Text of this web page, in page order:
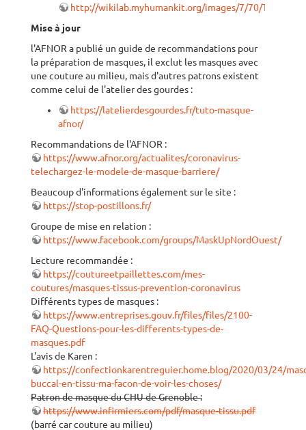
http://wikilab.myhumankit.org/images/7/70/
Mise à jour
l'AFNOR a publié un guide de recommandations pour
la préparation de masques, il exclut les masques avec
une couture au milieu, mais d'autres patrons existent
comme celui de l'atelier des gourdes :
https://latelierdesgourdes.fr/tuto-masque-
afnor/
Recommandations de l'AFNOR :
https://www.afnor.org/actualites/coronavirus-
telechargez-le-modele-de-masque-barriere/
Beaucoup d'informations également sur le site :
https://stop-postillons.fr/
Groupe de mise en relation :
https://www.facebook.com/groups/MaskUpNordOuest/
Lecture recommandée :
https://coutureetpaillettes.com/mes-
coutures/masques-tissus-prevention-coronavirus
Différents types de masques :
https://www.entreprises.gouv.fr/files/files/2100-
FAQ-Questions-pour-les-differents-types-de-
masques.pdf
L'avis de Karen :
https://confectionkarentreguier.home.blog/2020/03/24/
buccal-en-tissu-ma-facon-de-voir-les-choses/
Patron de masque du CHU de Grenoble :
https://www.infirmiers.com/pdf/masque-tissu.pdf
(barré car couture au milieu)